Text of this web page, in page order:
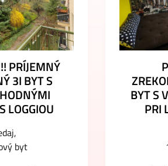
PRÍJEMNÝ
3I BYT S
LOGGIOU
byt
BYT S
PRI